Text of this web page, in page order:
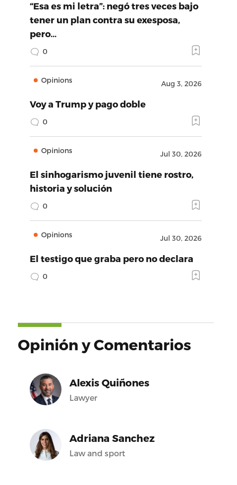
“Esa es mi letra”: negó tres veces bajo
tener un plan contra su exesposa,
pero…
0
Opinions Aug 3, 2026
Voy a Trump y pago doble
0
Opinions Jul 30, 2026
El sinhogarismo juvenil tiene rostro,
historia y solución
0
Opinions Jul 30, 2026
El testigo que graba pero no declara
0
Opinión y Comentarios
Alexis Quiñones
Lawyer
Adriana Sanchez
Law and sport